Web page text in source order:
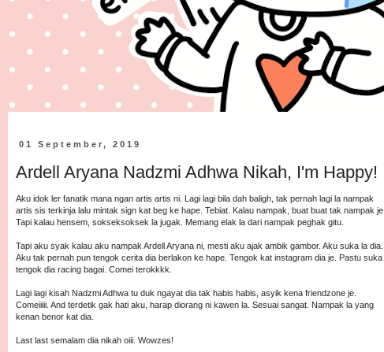
01 September, 2019
Ardell Aryana Nadzmi Adhwa Nikah, I'm Happy!
Aku idok ler fanatik mana ngan artis artis ni. Lagi lagi bila dah baligh, tak pernah lagi la nampak
artis sis terkinja lalu mintak sign kat beg ke hape. Tebiat. Kalau nampak, buat buat tak nampak je.
Tapi kalau hensem, sokseksoksek la jugak. Memang elak la dari nampak peghak gitu.
Tapi aku syak kalau aku nampak Ardell Aryana ni, mesti aku ajak ambik gambor. Aku suka la dia.
Aku tak pernah pun tengok cerita dia berlakon ke hape. Tengok kat instagram dia je. Pastu suka
tengok dia racing bagai. Comei terokkkk.
Lagi lagi kisah Nadzmi Adhwa tu duk ngayat dia tak habis habis, asyik kena friendzone je.
Comeiiiii. And terdetik gak hati aku, harap diorang ni kawen la. Sesuai sangat. Nampak la yang
kenan benor kat dia.
Last last semalam dia nikah oiii. Wowzes!